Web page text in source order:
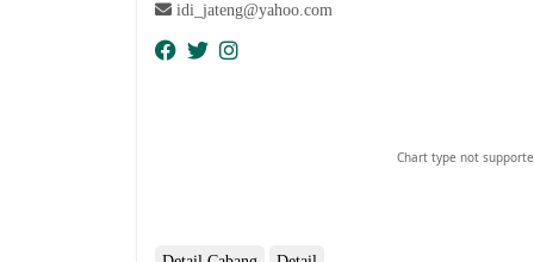
idi_jateng@yahoo.com
Chart type not